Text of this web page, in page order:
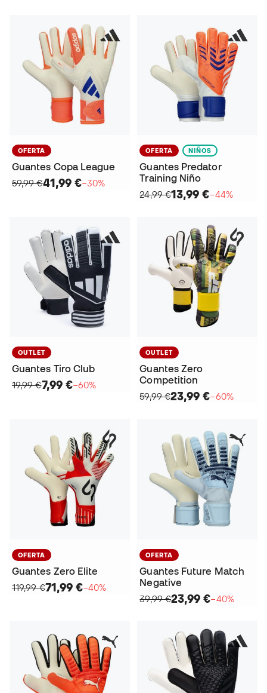
OFERTA
Guantes Copa League
59,99 €41,99 €−30%
OFERTA NIÑOS
Guantes Predator
Training Niño
24,99 €13,99 €−44%
OUTLET
Guantes Tiro Club
19,99 €7,99 €−60%
OUTLET
Guantes Zero
Competition
59,99 €23,99 €−60%
OFERTA
Guantes Zero Elite
119,99 €71,99 €−40%
OFERTA
Guantes Future Match
Negative
39,99 €23,99 €−40%